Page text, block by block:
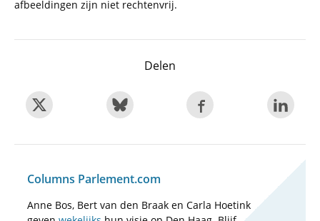
afbeeldingen zijn niet rechtenvrij.
Delen
Columns Parlement.com
Anne Bos, Bert van den Braak en Carla Hoetink